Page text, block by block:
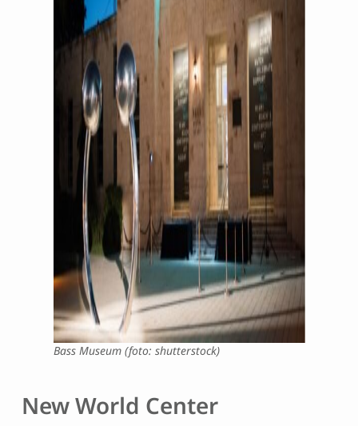
Bass Museum (foto: shutterstock)
New World Center